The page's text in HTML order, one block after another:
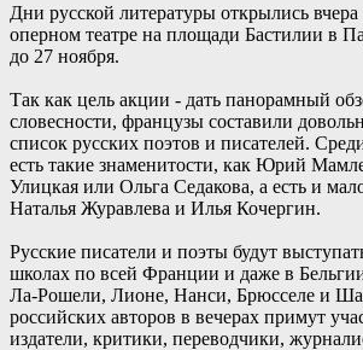
Дни русской литературы открылись
оперном театре на площади Бастилии в
до 27 ноября.
Так как цель акции - дать панорамный
словесности, французы составили
список русских поэтов и писателей.
есть такие знаменитости, как Юрий
Улицкая или Ольга Седакова, а есть и
Наталья Журавлева и Илья Кочергин.
Русские писатели и поэты будут
школах по всей Франции и даже в
Ла-Рошели, Лионе, Нанси, Брюсселе и
российских авторов в вечерах примут
издатели, критики, переводчики,